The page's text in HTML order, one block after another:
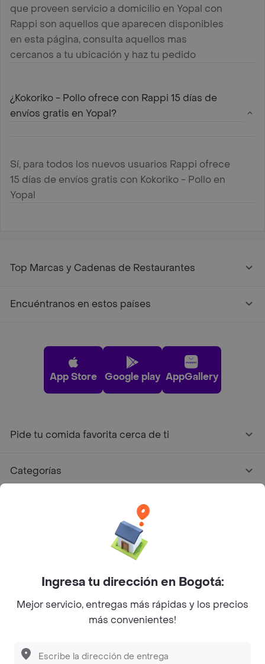
Descubre las PROMOCIONES que tenemos
que proveen servicio a domicilio en Yopal con
Rappi son aquellos que aparecen disponibles
en esta página, consulta aquellos mas
cercanos a tu ubicación y haz tu pedido
¿Kokoriko - Pollo ofrece con Rappi 15 días de
envíos gratis en Yopal?
Sí, para todos los nuevos usuarios Rappi ofrece
15 días de envíos gratis con Kokoriko - Pollo en
Yopal
Top Marcas y Cadenas de Restaurantes
Encuéntranos en estos países
App Store Google play AppGallery
Pide tu comida favorita cerca de ti
Categorías
Facebook
Twitter
Instagram
©2026Rappi Inc. All rights reserved.
Ingresa tu dirección en Bogotá:
Mejor servicio, entregas más rápidas y los precios
más convenientes!